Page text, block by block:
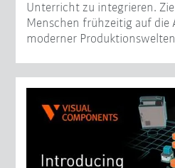
Unterricht zu integrieren.
Menschen frühzeitig auf die
moderner